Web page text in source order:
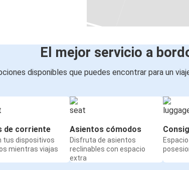
El mejor servicio a
disponibles que puedes encontrar para un
de corriente
tus dispositivos
mientras viajas
Asientos cómodos
Disfruta de asientos
reclinables con espacio
extra